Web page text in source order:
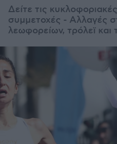
Δείτε τις
συμμετοχές - Αλλαγές
λεωφορείων, τρόλεϊ και